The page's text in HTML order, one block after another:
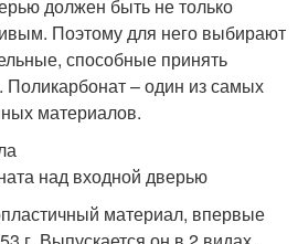
должен быть не только
Поэтому для него выбирают
способные принять
– один из самых
материалов.
над входной дверью
материал, впервые